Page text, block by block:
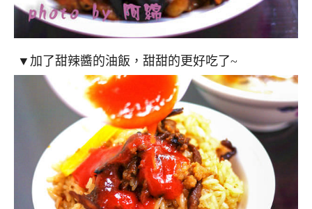
▼加了甜辣醬的油飯，甜甜的更好吃了~